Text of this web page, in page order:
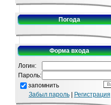
Погода
Форма входа
Логин:
Пароль:
запомнить
Забыл пароль| Регистрация